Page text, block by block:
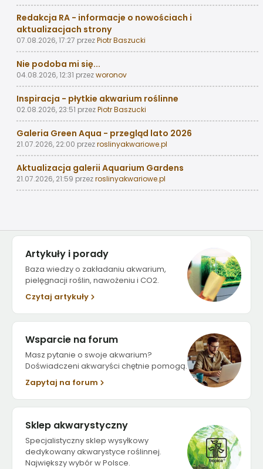
Redakcja RA - informacje o nowościach i
aktualizacjach strony
07.08.2026, 17:27 przezPiotr Baszucki
Nie podoba mi się...
04.08.2026, 12:31 przezworonov
Inspiracja - płytkie akwarium roślinne
02.08.2026, 23:51 przezPiotr Baszucki
Galeria Green Aqua - przegląd lato 2026
21.07.2026, 22:00 przezroslinyakwariowe.pl
Aktualizacja galerii Aquarium Gardens
21.07.2026, 21:59 przezroslinyakwariowe.pl
Artykuły i porady
Baza wiedzy o zakładaniu akwarium,
pielęgnacji roślin, nawożeniu i CO2.
Czytaj artykuły
Wsparcie na forum
Masz pytanie o swoje akwarium?
Doświadczeni akwaryści chętnie pomogą.
Zapytaj na forum
Sklep akwarystyczny
Specjalistyczny sklep wysyłkowy
dedykowany akwarystyce roślinnej.
Największy wybór w Polsce.